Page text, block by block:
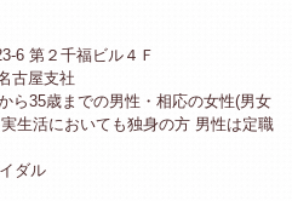
6 第２千福ビル４Ｆ
古屋支社
ら35歳までの男性・相応の女性(男女
生活においても独身の方 男性は定職
ダル